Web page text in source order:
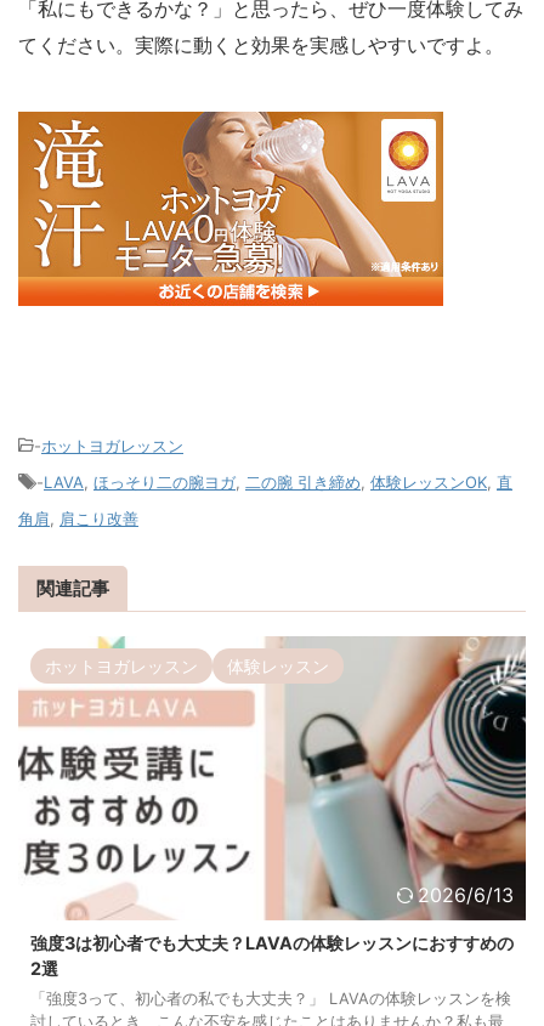
「私にもできるかな？」と思ったら、ぜひ一度体験してみ
てください。実際に動くと効果を実感しやすいですよ。
-ホットヨガレッスン
-LAVA ほっそり二の腕ヨガ 二の腕 引き締め 体験レッスンOK 直
角肩
肩こり改善
関連記事
ホットヨガレッスン 体験レッスン
2026/6/13
強度3は初心者でも大丈夫？LAVAの体験レッスンにおすすめの
2選
「強度3って、初心者の私でも大丈夫？」 LAVAの体験レッスンを検
討しているとき、こんな不安を感じたことはありませんか？私も最